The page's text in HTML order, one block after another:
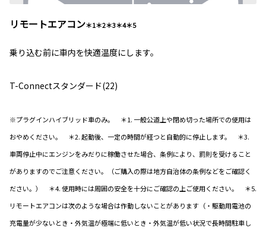
リモートエアコン＊1＊2＊3＊4＊5
乗り込む前に車内を快適温度にします。
T-Connectスタンダード(22)
※プラグインハイブリッド車のみ。 ＊1. 一般公道上や閉め切った場所での使用は
おやめください。 ＊2. 起動後、一定の時間が経つと自動的に停止します。 ＊3.
車両停止中にエンジンをみだりに稼働させた場合、条例により、罰則を受けること
がありますのでご注意ください。（ご購入の際は地方自治体の条例などをご確認く
ださい。） ＊4. 使用時には周囲の安全を十分にご確認の上ご使用ください。 ＊5.
リモートエアコンは次のような場合は作動しないことがあります（・駆動用電池の
充電量が少ないとき・外気温が極端に低いとき・外気温が低い状況で長時間駐車し